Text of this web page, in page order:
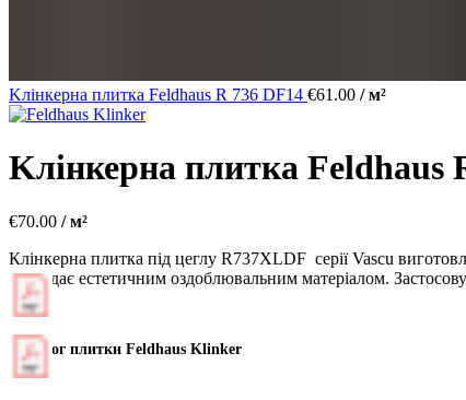
Kлінкерна плитка Feldhaus R 736 DF14 €61.00 / м²
Kлінкерна плитка Feldhaus
€70.00 / м²
Клінкерна плитка під цеглу R737XLDF серії Vascu
виглядає естетичним оздоблювальним матеріалом.
Каталог плитки Feldhaus Klinker